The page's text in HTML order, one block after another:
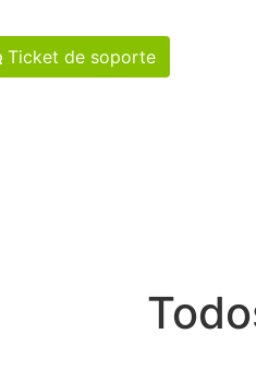
Ticket de soporte